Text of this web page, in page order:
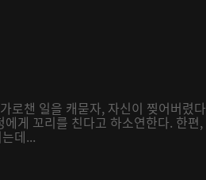
로챈 일을 캐묻자, 자신이 찢어버렸다
게 꼬리를 친다고 하소연한다. 한편,
데...